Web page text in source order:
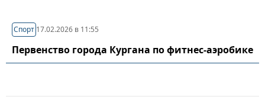
Спорт 17.02.2026 в 11:55
Первенство города Кургана по фитнес-аэробике